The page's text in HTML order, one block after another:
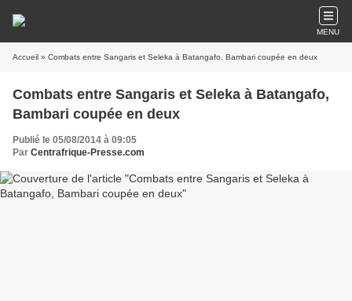
MENU
Accueil » Combats entre Sangaris et Seleka à Batangafo, Bambari coupée en deux
Combats entre Sangaris et Seleka à Batangafo,
Bambari coupée en deux
Publié le 05/08/2014 à 09:05
Par Centrafrique-Presse.com